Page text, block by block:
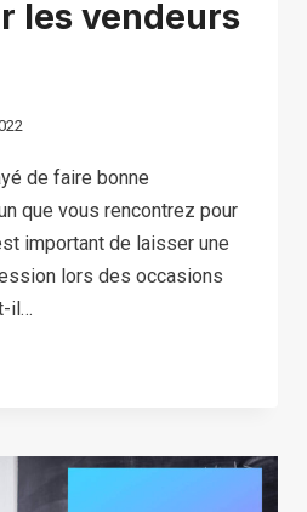
les vendeurs
de faire bonne
que vous rencontrez pour
important de laisser une
lors des occasions
il…
: